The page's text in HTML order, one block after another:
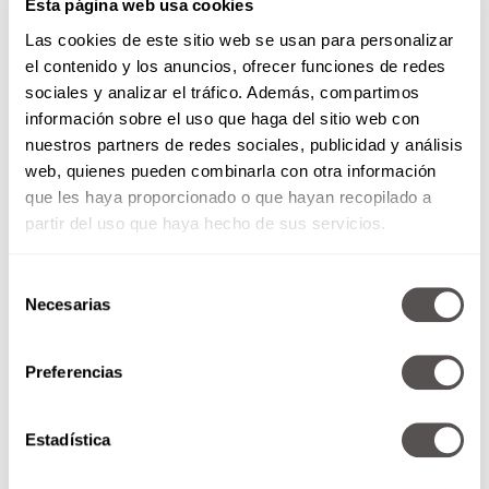
Esta página web usa cookies
Las cookies de este sitio web se usan para personalizar
el contenido y los anuncios, ofrecer funciones de redes
sociales y analizar el tráfico. Además, compartimos
información sobre el uso que haga del sitio web con
nuestros partners de redes sociales, publicidad y análisis
web, quienes pueden combinarla con otra información
que les haya proporcionado o que hayan recopilado a
partir del uso que haya hecho de sus servicios.
Necesarias
Preferencias
Estadística
esto es lo más triste que puede acortar tu vida
ya que además de no vivir tantos años como
“verdadero amor”.
Estar soltera o soltero por
Un estudio hecho
por la Escuela de Medicina de Harvard, probó